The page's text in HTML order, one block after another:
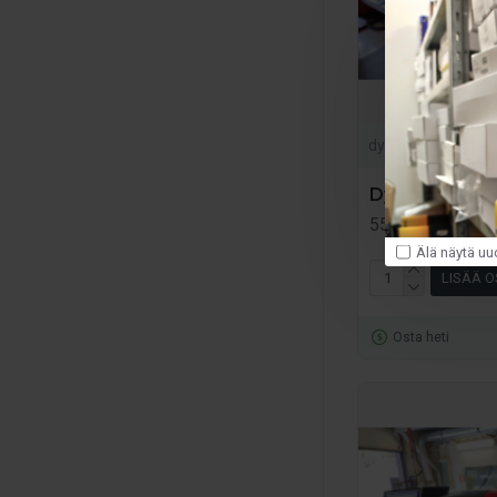
Älä näytä
paikan päällä.
Suosittelemme
mahdollisesti
dyno2wd4h
Dyno 2-
557.46€ 619.40€
LISÄÄ
Osta heti